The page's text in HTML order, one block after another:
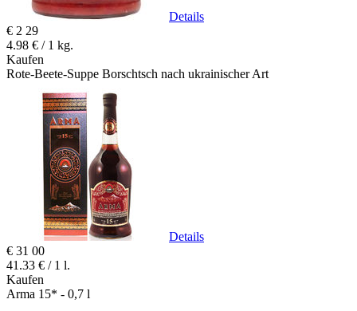
Details
€ 2 29
4.98 € / 1 kg.
Kaufen
Rote-Beete-Suppe Borschtsch nach ukrainischer Art
Details
€ 31 00
41.33 € / 1 l.
Kaufen
Arma 15* - 0,7 l